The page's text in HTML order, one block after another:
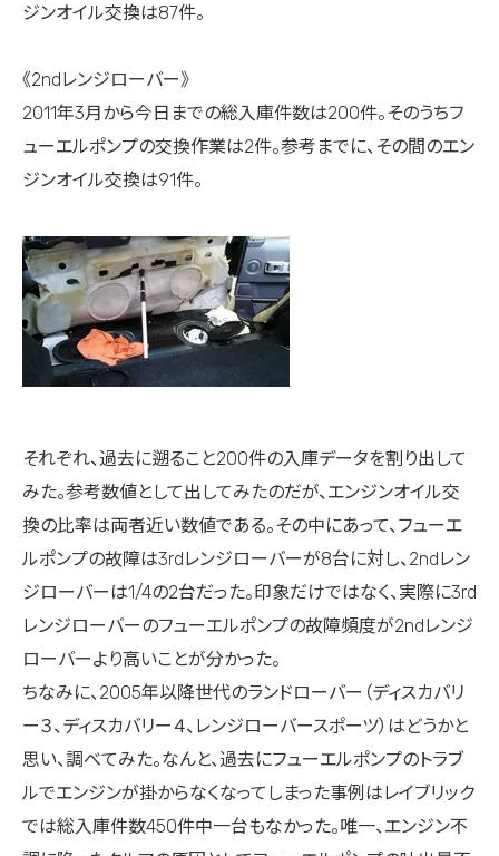
ジンオイル交換は87件。
《2ndレンジローバー》
2011年3月から今日までの総入庫件数は200件。そのうちフ
ューエルポンプの交換作業は2件。参考までに、その間のエン
ジンオイル交換は91件。
それぞれ、過去に遡ること200件の入庫データを割り出して
みた。参考数値として出してみたのだが、エンジンオイル交
換の比率は両者近い数値である。その中にあって、フューエ
ルポンプの故障は3rdレンジローバーが8台に対し、2ndレン
ジローバーは1/4の2台だった。印象だけではなく、実際に3rd
レンジローバーのフューエルポンプの故障頻度が2ndレンジ
ローバーより高いことが分かった。
ちなみに、2005年以降世代のランドローバー（ディスカバリ
ー３、ディスカバリー４、レンジローバースポーツ）はどうかと
思い、調べてみた。なんと、過去にフューエルポンプのトラブ
ルでエンジンが掛からなくなってしまった事例はレイブリック
では総入庫件数450件中一台もなかった。唯一、エンジン不